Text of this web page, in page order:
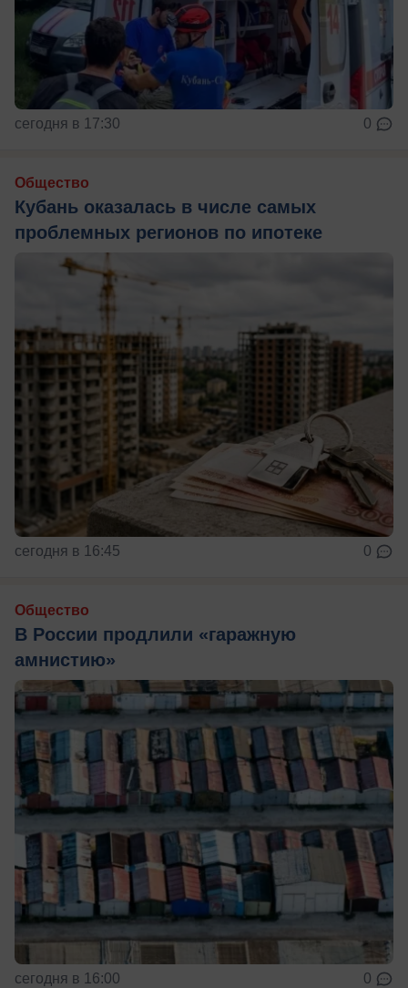
сегодня в 17:30 0
Общество
Кубань оказалась в числе самых
проблемных регионов по ипотеке
сегодня в 16:45 0
Общество
В России продлили «гаражную
амнистию»
сегодня в 16:00 0